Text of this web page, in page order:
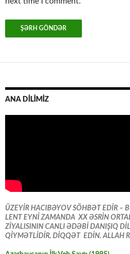
ANA DİLİMİZ
ÜZEYİR HACIBƏYOV SÖHBƏT EDİR –
LENT EYNİ ZAMANDA XX ƏSRİN
ZİYALISININ CANLI ƏDƏBİ DANIŞIQ
QİYMƏTLİDİR. DİQQƏT EDİN. ALLAH